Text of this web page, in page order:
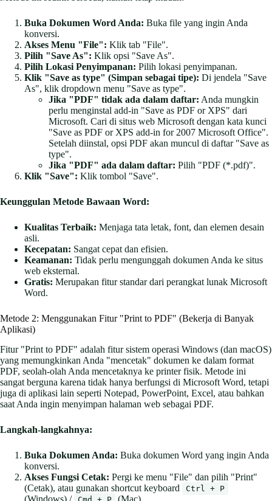
Buka Dokumen Word Anda: Buka file yang ingin Anda
konversi.
Akses Menu "File": Klik tab "File".
Pilih "Save As": Klik opsi "Save As".
Pilih Lokasi Penyimpanan: Pilih lokasi penyimpanan.
Klik "Save as type" (Simpan sebagai tipe): Di jendela "Save
As", klik dropdown menu "Save as type".
Jika "PDF" tidak ada dalam daftar: Anda mungkin
perlu menginstal add-in "Save as PDF or XPS" dari
Microsoft. Cari di situs web Microsoft dengan kata kunci
"Save as PDF or XPS add-in for 2007 Microsoft Office".
Setelah diinstal, opsi PDF akan muncul di daftar "Save as
type".
Jika "PDF" ada dalam daftar: Pilih "PDF (*.pdf)".
Klik "Save": Klik tombol "Save".
Keunggulan Metode Bawaan Word:
Kualitas Terbaik: Menjaga tata letak, font, dan elemen desain
asli.
Kecepatan: Sangat cepat dan efisien.
Keamanan: Tidak perlu mengunggah dokumen Anda ke situs
web eksternal.
Gratis: Merupakan fitur standar dari perangkat lunak Microsoft
Word.
Metode 2: Menggunakan Fitur "Print to PDF" (Bekerja di Banyak
Aplikasi)
Fitur "Print to PDF" adalah fitur sistem operasi Windows (dan macOS)
yang memungkinkan Anda "mencetak" dokumen ke dalam format
PDF, seolah-olah Anda mencetaknya ke printer fisik. Metode ini
sangat berguna karena tidak hanya berfungsi di Microsoft Word, tetapi
juga di aplikasi lain seperti Notepad, PowerPoint, Excel, atau bahkan
saat Anda ingin menyimpan halaman web sebagai PDF.
Langkah-langkahnya:
Buka Dokumen Anda: Buka dokumen Word yang ingin Anda
konversi.
Akses Fungsi Cetak: Pergi ke menu "File" dan pilih "Print"
(Cetak), atau gunakan shortcut keyboard
Ctrl + P
(Windows) /
(Mac).